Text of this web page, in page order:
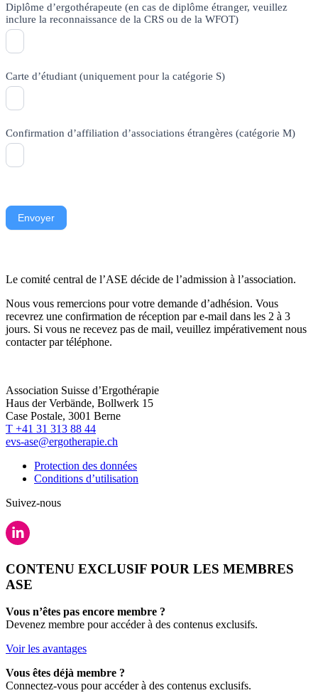
Diplôme d’ergothérapeute (en cas de diplôme étranger, veuillez
inclure la reconnaissance de la CRS ou de la WFOT)
Carte d’étudiant (uniquement pour la catégorie S)
Confirmation d’affiliation d’associations étrangères (catégorie M)
Envoyer
Le comité central de l’ASE décide de l’admission à l’association.
Nous vous remercions pour votre demande d’adhésion. Vous
recevrez une confirmation de réception par e-mail dans les 2 à 3
jours. Si vous ne recevez pas de mail, veuillez impérativement nous
contacter par téléphone.
Association Suisse d’Ergothérapie
Haus der Verbände, Bollwerk 15
Case Postale, 3001 Berne
T +41 31 313 88 44
evs-ase@ergotherapie.ch
Protection des données
Conditions d’utilisation
Suivez-nous
CONTENU EXCLUSIF POUR LES MEMBRES
ASE
Vous n’êtes pas encore membre ?
Devenez membre pour accéder à des contenus exclusifs.
Voir les avantages
Vous êtes déjà membre ?
Connectez-vous pour accéder à des contenus exclusifs.